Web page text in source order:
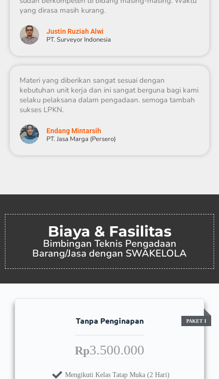
yang dirasa masih kurang.
Justin Ruziah Alwi
PT. Surveyor Indonesia
Materi yang diberikan sangat sesuai dengan
kebutuhan unit kerja dan ini sangat berguna bagi kami
selaku pelaksana dalam pengadaan. semoga tambah
sukses LPKN.
Endang Mintarsih
PT. Jasa Marga (Persero)
Biaya & Fasilitas
Bimbingan Teknis Pengadaan
Barang/Jasa dengan SWAKELOLA
Tanpa Penginapan
Rp3.500.000
Mengikuti Kelas Tatap Muka (2 Hari)